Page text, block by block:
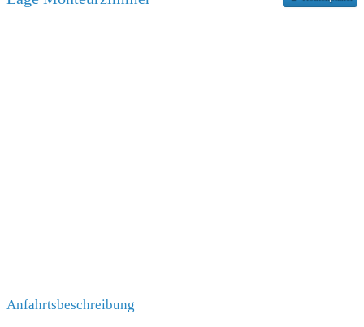
Anfahrtsbeschreibung